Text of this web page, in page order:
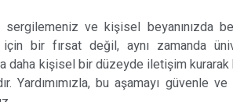
ve kişisel beyanınızda
bir fırsat değil, aynı zamanda
daha kişisel bir düzeyde iletişim
Yardımımızla, bu aşamayı güvenle ve